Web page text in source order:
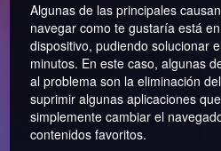
Algunas de las principales
navegar como te gustaría está
dispositivo, pudiendo solucionar
minutos. En este caso, algunas
al problema son la eliminación
suprimir algunas aplicaciones
simplemente cambiar el
contenidos favoritos.